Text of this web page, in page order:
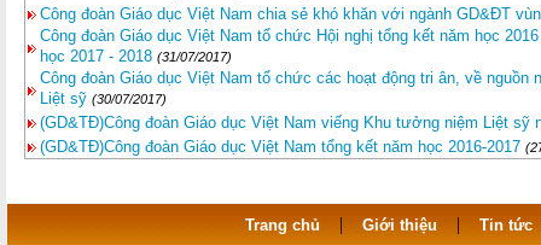
Công đoàn Giáo dục Việt Nam chia sẻ khó khăn với ngành GD&ĐT
Công đoàn Giáo dục Việt Nam tổ chức Hội nghị tổng kết năm học
học 2017 - 2018 (31/07/2017)
Công đoàn Giáo dục Việt Nam tổ chức các hoạt động tri ân, về nguồn
Liệt sỹ (30/07/2017)
(GD&TĐ)Công đoàn Giáo dục Việt Nam viếng Khu tưởng niệm Liệt sỹ
(GD&TĐ)Công đoàn Giáo dục Việt Nam tổng kết năm học 2016-2017
Trang chủ | Giới thiệu | Tin tức